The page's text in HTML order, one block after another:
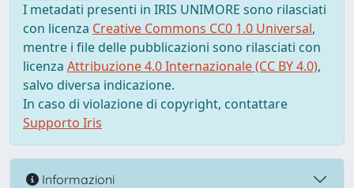
I metadati presenti in IRIS UNIMORE sono rilasciati
con licenza Creative Commons CC0 1.0 Universal,
mentre i file delle pubblicazioni sono rilasciati con
licenza Attribuzione 4.0 Internazionale (CC BY 4.0),
salvo diversa indicazione.
In caso di violazione di copyright, contattare
Supporto Iris
Informazioni